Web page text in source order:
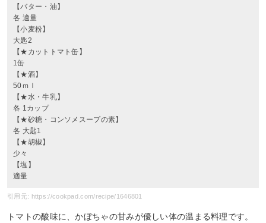
【バター・油】
各 適量
【小麦粉】
大匙2
【★カットトマト缶】
1缶
【★酒】
50ｍｌ
【★水・牛乳】
各 1カップ
【★砂糖・コンソメスープの素】
各 大匙1
【★胡椒】
少々
【塩】
適量
引用元: https://cookpad.com/recipe/1646801
トマトの酸味に、かぼちゃの甘みが優しい体の温まる料理です。